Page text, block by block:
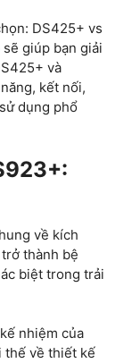
DS425+ vs
sẽ giúp bạn giải
và
kết nối,
dụng phổ
về kích
thành bệ
biệt trong trải
nhiệm của
thế về thiết kế